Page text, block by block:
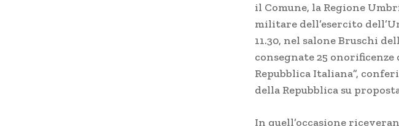
il Comune, la Regione
militare dell’esercito
11.30, nel salone Bruschi
consegnate 25
Repubblica Italiana”,
della Repubblica su
In quell’occasione